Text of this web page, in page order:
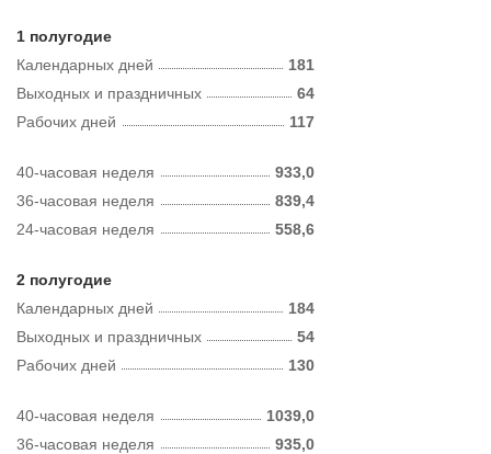
1 полугодие
Календарных дней
181
Рабочих дней 117
Выходных и праздничных 64
40-часовая неделя
933,0
36-часовая неделя
839,4
24-часовая неделя
558,6
2 полугодие
Календарных дней
184
Рабочих дней 130
Выходных и праздничных 54
40-часовая неделя
1039,0
36-часовая неделя
935,0